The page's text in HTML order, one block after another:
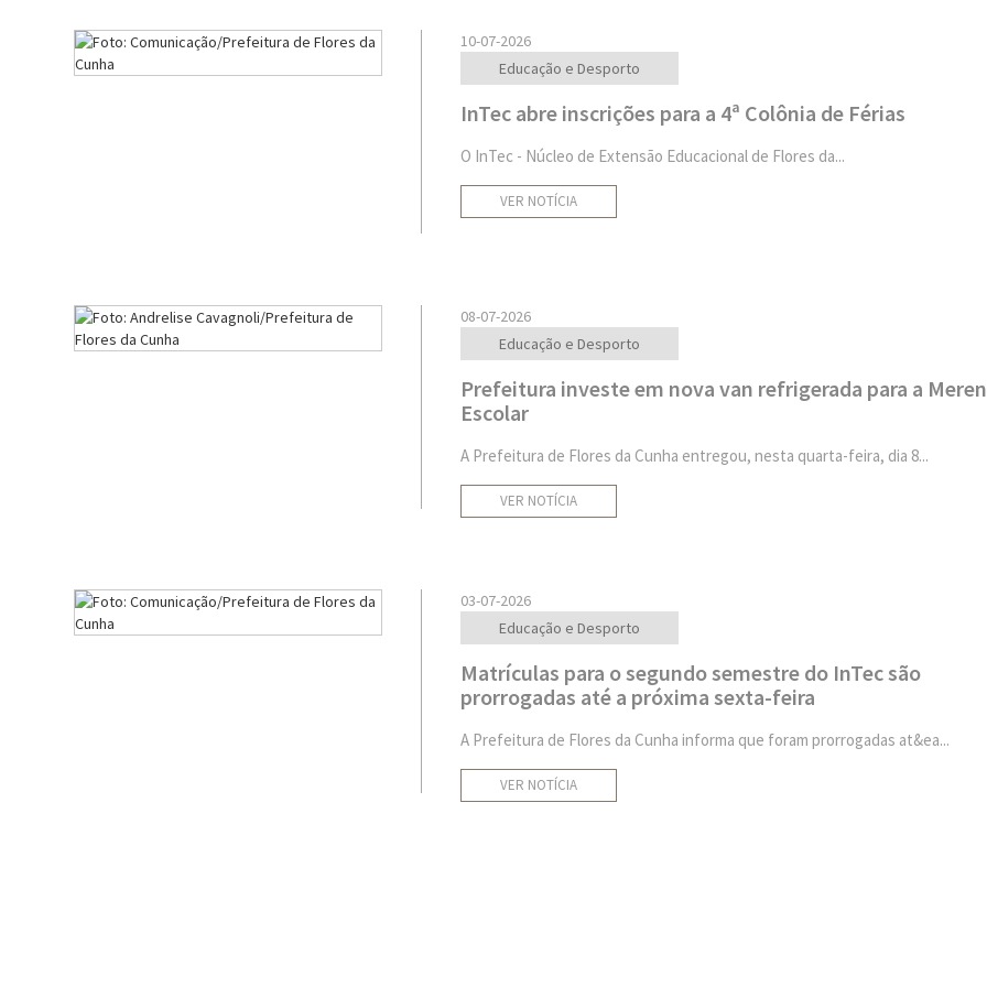
10-07-2026
Educação e Desporto
InTec abre inscrições para a 4ª Colônia de Férias
O InTec - Núcleo de Extensão Educacional de Flores da...
VER NOTÍCIA
08-07-2026
Educação e Desporto
Prefeitura investe em nova van refrigerada para a
Escolar
A Prefeitura de Flores da Cunha entregou, nesta quarta-feira, dia 8...
VER NOTÍCIA
03-07-2026
Educação e Desporto
Matrículas para o segundo semestre do InTec são
prorrogadas até a próxima sexta-feira
A Prefeitura de Flores da Cunha informa que foram prorrogadas at&ea...
VER NOTÍCIA